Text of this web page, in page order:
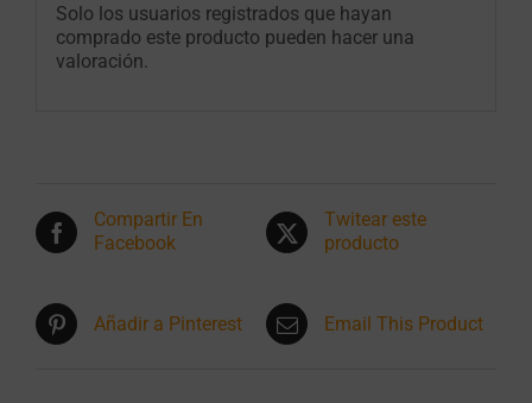
Solo los usuarios registrados que hayan
comprado este producto pueden hacer una
valoración.
Compartir En
Facebook
Twitear este
producto
Añadir a Pinterest Email This Product